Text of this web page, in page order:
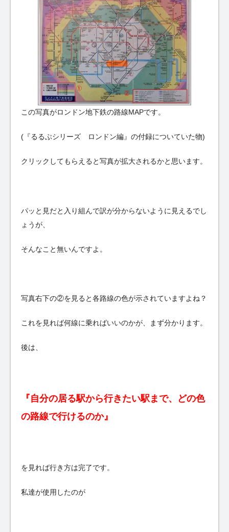
この写真がロンドン地下鉄の路線MAPです。
(『るるぶシリーズ ロンドン編』の付録についていた物)
クリックしてもらえると写真が拡大されるかと思います。
パッと見だと入り組んで訳が分からないように見えるでし
ょうが、
そんなこと無いんですよ。
写真右下の②を見ると各路線の色が示されていますよね？
これを見れば何線に乗ればいいのかが、まず分かります。
後は、
『自分の居る駅から行きたい駅まで、どの色
の路線で行けるのか』
を見れば行き方は完了です。
私達が使用したのが